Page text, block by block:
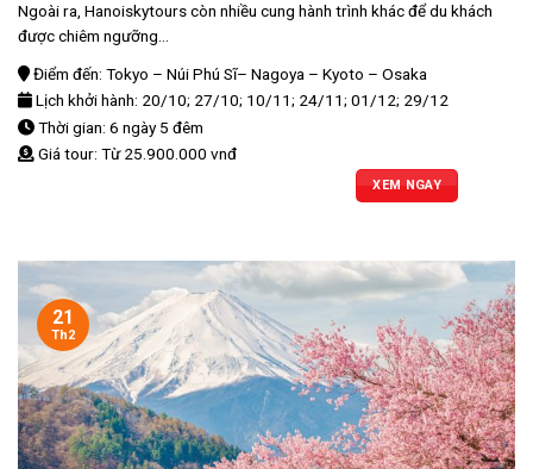
Ngoài ra, Hanoiskytours còn nhiều cung hành trình khác để du khách
được chiêm ngưỡng...
Điểm đến: Tokyo – Núi Phú Sĩ– Nagoya – Kyoto – Osaka
Lịch khởi hành: 20/10; 27/10; 10/11; 24/11; 01/12; 29/12
Thời gian: 6 ngày 5 đêm
Giá tour: Từ 25.900.000 vnđ
XEM NGAY
21
Th2